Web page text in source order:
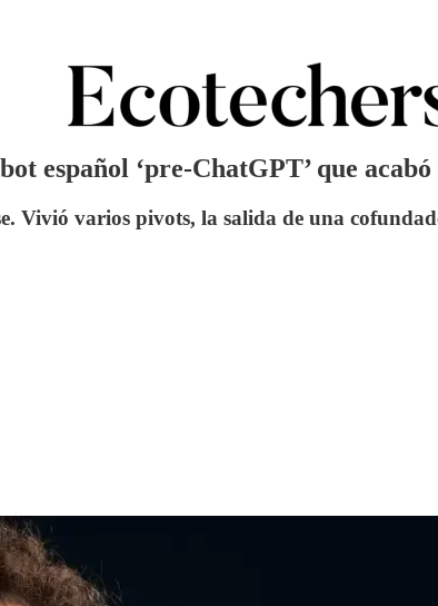
español ‘pre-ChatGPT’ que
Vivió varios pivots, la salida de una